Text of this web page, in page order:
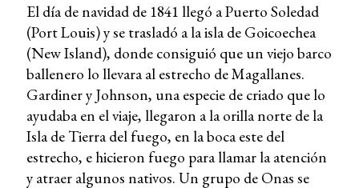
El día de navidad de 1841 llegó a Puerto Soledad
(Port Louis) y se trasladó a la isla de Goicoechea
(New Island), donde consiguió que un viejo barco
ballenero lo llevara al estrecho de Magallanes.
Gardiner y Johnson, una especie de criado que lo
ayudaba en el viaje, llegaron a la orilla norte de la
Isla de Tierra del fuego, en la boca este del
estrecho, e hicieron fuego para llamar la atención
y atraer algunos nativos. Un grupo de Onas se